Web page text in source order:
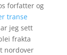
forfatter og
transe
jeg sett
frakta
nordover